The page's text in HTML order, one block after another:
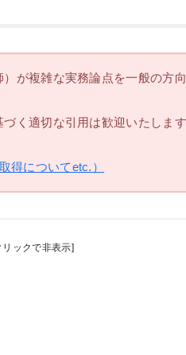
が複雑な実務論点を一般の方
く適切な引用は歓迎いたしま
得についてetc.）
リックで非表示]